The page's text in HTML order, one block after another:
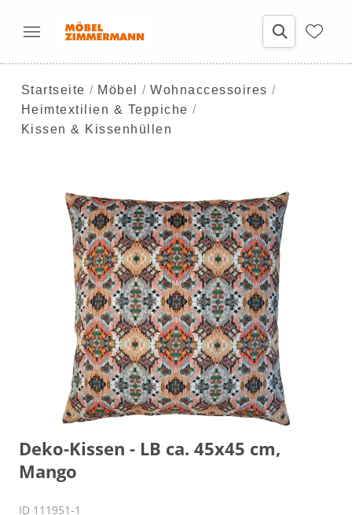
Startseite Möbel
Wohnaccessoires
Heimtextilien & Teppiche
Kissen & Kissenhüllen
Deko-Kissen - LB ca. 45x45 cm,
Mango
ID 111951-1